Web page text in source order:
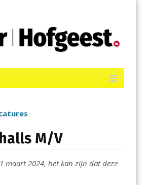
M/V
maart 2024, het kan zijn dat deze